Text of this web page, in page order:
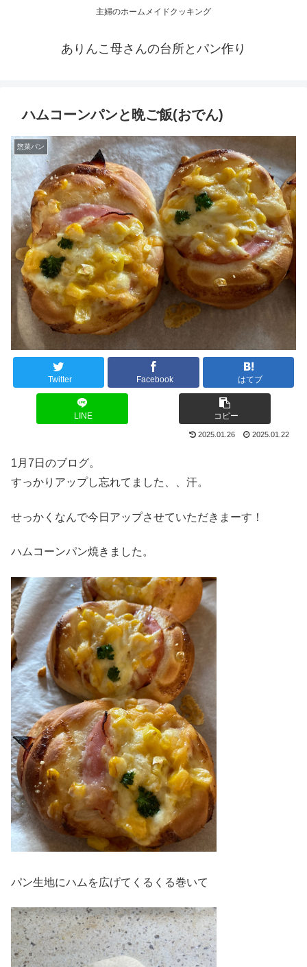
主婦のホームメイドクッキング
ありんこ母さんの台所とパン作り
ハムコーンパンと晩ご飯(おでん)
惣菜パン
Twitter Facebook はてブ
LINE コピー
2025.01.26 2025.01.22
1月7日のブログ。
すっかりアップし忘れてました、、汗。
せっかくなんで今日アップさせていただきまーす！
ハムコーンパン焼きました。
パン生地にハムを広げてくるくる巻いて